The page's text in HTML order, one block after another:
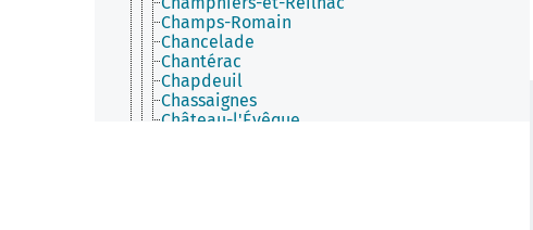
Champs-Romain
Chancelade
Chantérac
Chapdeuil
Chassaignes
Château-l'Évêque